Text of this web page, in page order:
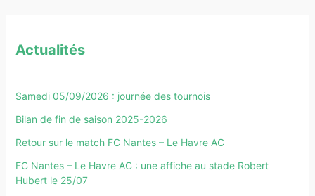
Actualités
Samedi 05/09/2026 : journée des tournois
Bilan de fin de saison 2025-2026
Retour sur le match FC Nantes – Le Havre AC
FC Nantes – Le Havre AC : une affiche au stade Robert
Hubert le 25/07